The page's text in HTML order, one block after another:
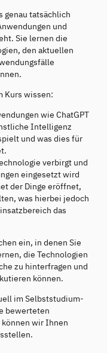
genau tatsächlich
und
Sie lernen die
den aktuellen
Kurs wissen:
wie ChatGPT
Intelligenz
und was dies für
verbirgt und
eingesetzt wird
der Dinge eröffnet,
was hierbei jedoch
das
ein, in denen Sie
die Technologien
zu hinterfragen und
können.
im Selbststudium-
bewerteten
können wir Ihnen